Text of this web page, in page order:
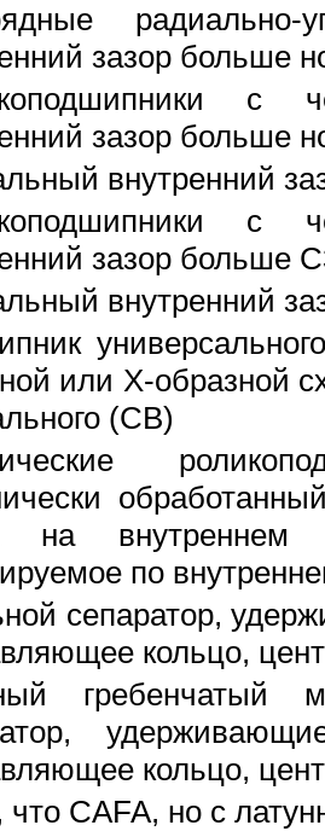
радиально-
зазор больше
с
зазор больше
внутренний
с
зазор больше
внутренний
или Х-образной
(CB)
на внутреннем
по
сепаратор,
кольцо,
гребенчатый
кольцо,
что CAFA, но с